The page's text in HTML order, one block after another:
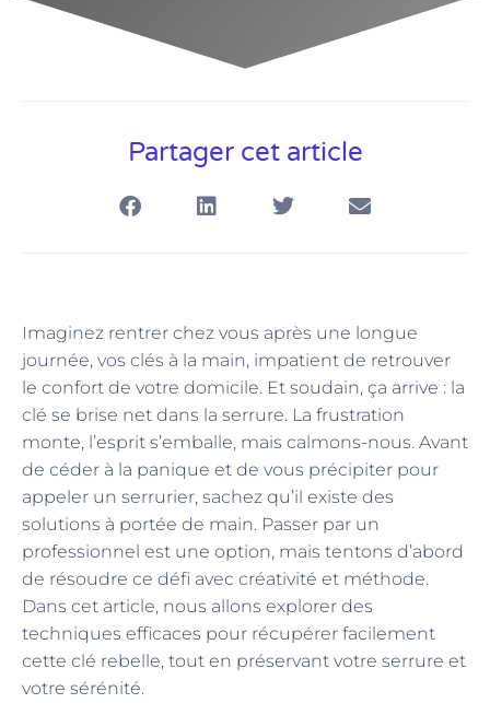
Partager cet article
Imaginez rentrer chez vous après une longue
journée, vos clés à la main, impatient de retrouver
le confort de votre domicile. Et soudain, ça arrive : la
clé se brise net dans la serrure. La frustration
monte, l’esprit s’emballe, mais calmons-nous. Avant
de céder à la panique et de vous précipiter pour
appeler un serrurier, sachez qu’il existe des
solutions à portée de main. Passer par un
professionnel est une option, mais tentons d’abord
de résoudre ce défi avec créativité et méthode.
Dans cet article, nous allons explorer des
techniques efficaces pour récupérer facilement
cette clé rebelle, tout en préservant votre serrure et
votre sérénité.